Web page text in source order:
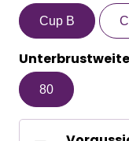
Cup B
80